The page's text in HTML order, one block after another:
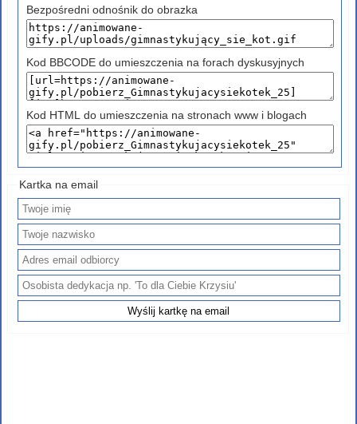
Bezpośredni odnośnik do obrazka
Kod BBCODE do umieszczenia na forach dyskusyjnych
Kod HTML do umieszczenia na stronach www i blogach
Kartka na email